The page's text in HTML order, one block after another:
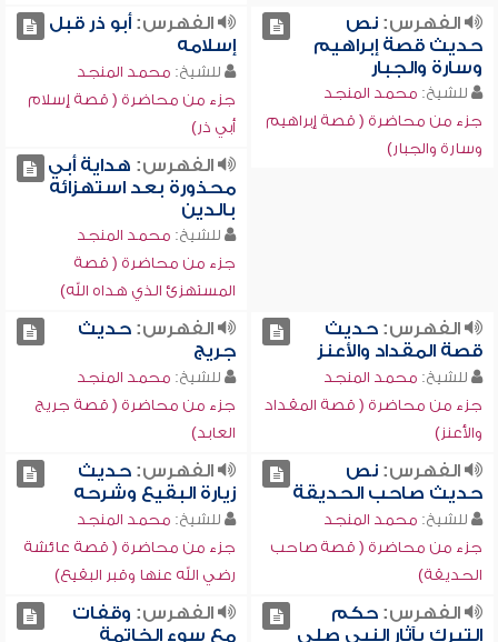
الفهرس:نص
حديث قصة إبراهيم
وسارة والجبار
للشيخ: محمد المنجد
جزء من محاضرة ( قصة إبراهيم
وسارة والجبار)
الفهرس:أبو ذر قبل
إسلامه
للشيخ: محمد المنجد
جزء من محاضرة ( قصة إسلام
أبي ذر)
الفهرس: هداية أبي
محذورة بعد استهزائه
بالدين
للشيخ: محمد المنجد
جزء من محاضرة ( قصة
المستهزئ الذي هداه الله)
الفهرس:حديث
قصة المقداد والأعنز
للشيخ: محمد المنجد
جزء من محاضرة ( قصة المقداد
والأعنز)
الفهرس:حديث
جريج
للشيخ: محمد المنجد
جزء من محاضرة ( قصة جريج
العابد)
الفهرس:نص
حديث صاحب الحديقة
للشيخ: محمد المنجد
جزء من محاضرة ( قصة صاحب
الحديقة)
الفهرس:حديث
زيارة البقيع وشرحه
للشيخ: محمد المنجد
جزء من محاضرة ( قصة عائشة
رضي الله عنها وقبر البقيع)
الفهرس:حكم
التبرك بآثار النبي صلى
الفهرس: وقفات
مع سوء الخاتمة